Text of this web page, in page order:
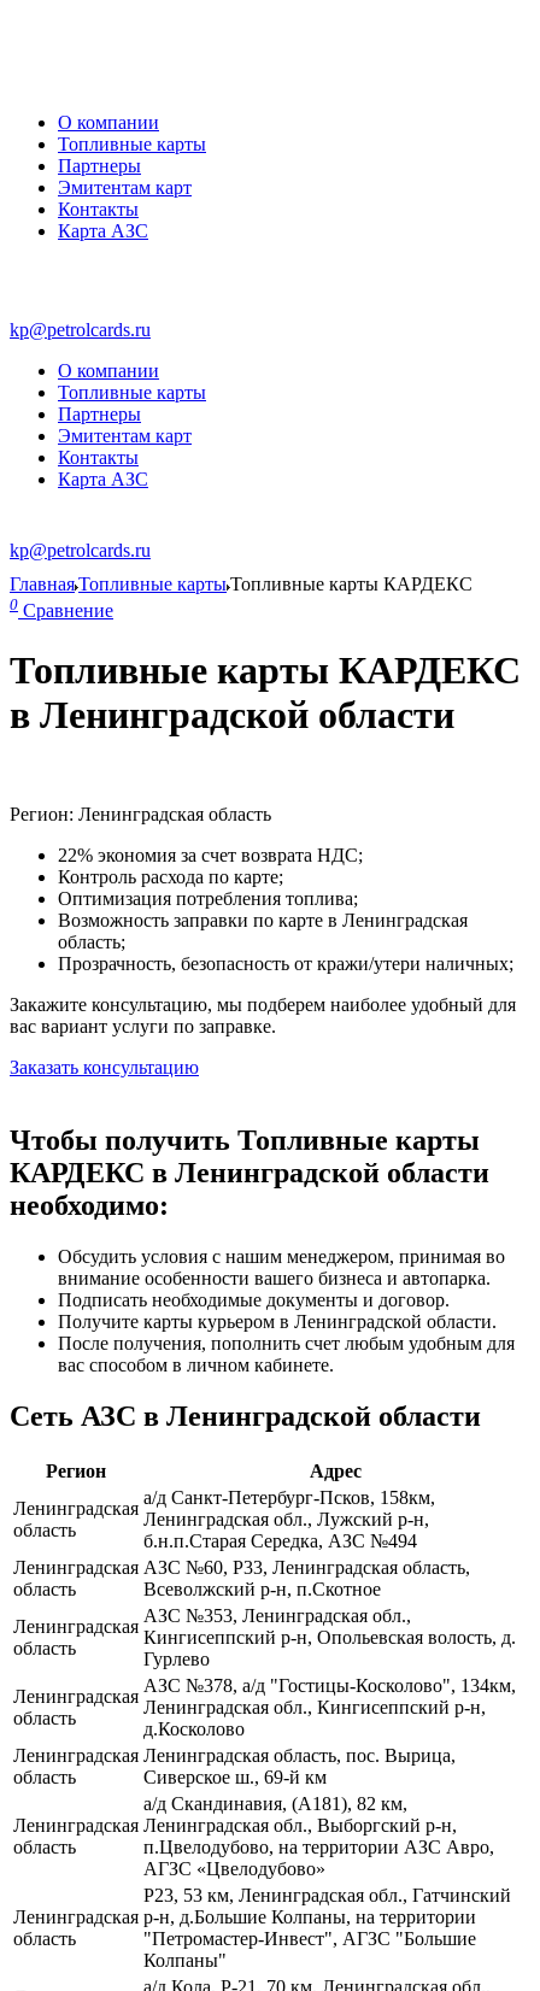
О компании
Топливные карты
Партнеры
Эмитентам карт
Контакты
Карта АЗС
kp@petrolcards.ru
О компании
Топливные карты
Партнеры
Эмитентам карт
Контакты
Карта АЗС
kp@petrolcards.ru
ГлавнаяТопливные картыТопливные карты КАРДЕКС
0 Сравнение
Топливные карты КАРДЕКС
в Ленинградской области
Регион: Ленинградская область
22% экономия за счет возврата НДС;
Контроль расхода по карте;
Оптимизация потребления топлива;
Возможность заправки по карте в Ленинградская
область;
Прозрачность, безопасность от кражи/утери наличных;
Закажите консультацию, мы подберем наиболее удобный для
вас вариант услуги по заправке.
Заказать консультацию
Чтобы получить Топливные карты
КАРДЕКС в Ленинградской области
необходимо:
Обсудить условия с нашим менеджером, принимая во
внимание особенности вашего бизнеса и автопарка.
Подписать необходимые документы и договор.
Получите карты курьером в Ленинградской области.
После получения, пополнить счет любым удобным для
вас способом в личном кабинете.
Сеть АЗС в Ленинградской области
Регион
Адрес
Ленинградская
область
а/д Санкт-Петербург-Псков, 158км,
Ленинградская обл., Лужский р-н,
б.н.п.Старая Середка, АЗС №494
Ленинградская
область
АЗС №60, Р33, Ленинградская область,
Всеволжский р-н, п.Скотное
Ленинградская
область
АЗС №353, Ленинградская обл.,
Кингисеппский р-н, Опольевская волость, д.
Гурлево
Ленинградская
область
АЗС №378, а/д "Гостицы-Косколово", 134км,
Ленинградская обл., Кингисеппский р-н,
д.Косколово
Ленинградская
область
Ленинградская область, пос. Вырица,
Сиверское ш., 69-й км
Ленинградская
область
а/д Скандинавия, (А181), 82 км,
Ленинградская обл., Выборгский р-н,
п.Цвелодубово, на территории АЗС Авро,
АГЗС «Цвелодубово»
Ленинградская
область
Р23, 53 км, Ленинградская обл., Гатчинский
р-н, д.Большие Колпаны, на территории
"Петромастер-Инвест", АГЗС "Большие
Колпаны"
а/д Кола, Р-21, 70 км, Ленинградская обл.,